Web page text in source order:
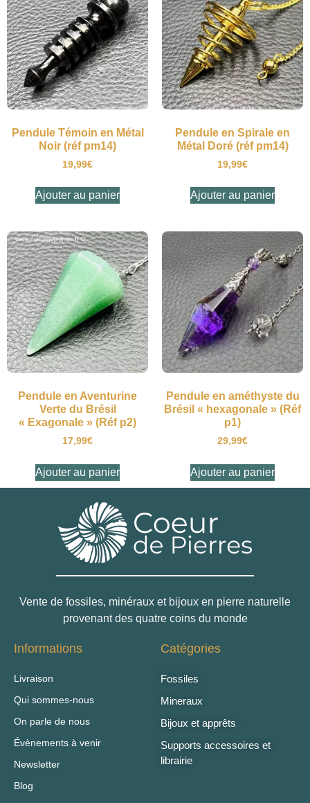
Pendule Témoin en Métal
Noir (réf pm14)
19,99€
Ajouter au panier
Pendule en Spirale en
Métal Doré (réf pm14)
19,99€
Ajouter au panier
Pendule en Aventurine
Verte du Brésil
« Exagonale » (Réf p2)
17,99€
Ajouter au panier
Pendule en améthyste du
Brésil « hexagonale » (Réf
p1)
29,99€
Ajouter au panier
Vente de fossiles, minéraux et bijoux en pierre naturelle
provenant des quatre coins du monde
Informations
Livraison
Qui sommes-nous
On parle de nous
Évènements à venir
Newsletter
Blog
Catégories
Fossiles
Mineraux
Bijoux et apprêts
Supports accessoires et
librairie